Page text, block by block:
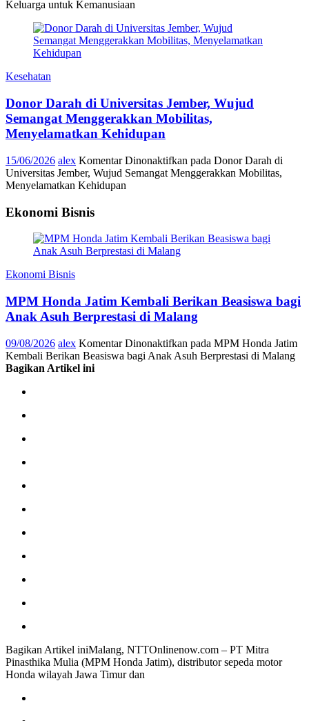
Keluarga untuk Kemanusiaan
Kesehatan
Donor Darah di Universitas Jember, Wujud
Semangat Menggerakkan Mobilitas,
Menyelamatkan Kehidupan
15/06/2026 alex Komentar Dinonaktifkan pada Donor Darah di
Universitas Jember, Wujud Semangat Menggerakkan Mobilitas,
Menyelamatkan Kehidupan
Ekonomi Bisnis
Ekonomi Bisnis
MPM Honda Jatim Kembali Berikan Beasiswa bagi
Anak Asuh Berprestasi di Malang
09/08/2026 alex Komentar Dinonaktifkan pada MPM Honda Jatim
Kembali Berikan Beasiswa bagi Anak Asuh Berprestasi di Malang
Bagikan Artikel ini
Bagikan Artikel iniMalang, NTTOnlinenow.com – PT Mitra
Pinasthika Mulia (MPM Honda Jatim), distributor sepeda motor
Honda wilayah Jawa Timur dan